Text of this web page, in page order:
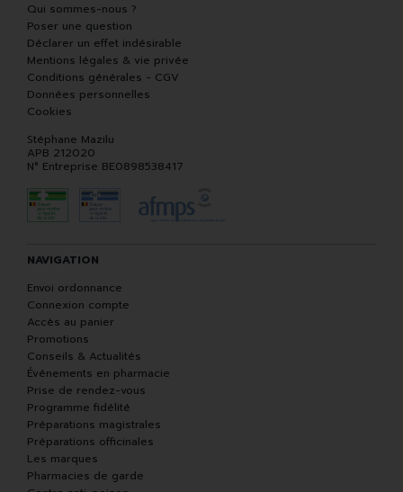
Qui sommes-nous ?
Poser une question
Déclarer un effet indésirable
Mentions légales & vie privée
Conditions générales - CGV
Données personnelles
Cookies
Stéphane Mazilu
APB 212020
N° Entreprise BE0898538417
NAVIGATION
Envoi ordonnance
Connexion compte
Accès au panier
Promotions
Conseils & Actualités
Événements en pharmacie
Prise de rendez-vous
Programme fidélité
Préparations magistrales
Préparations officinales
Les marques
Pharmacies de garde